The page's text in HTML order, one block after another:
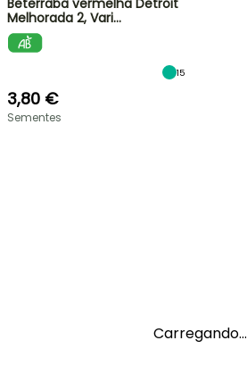
Beterraba vermelha Detroit
Melhorada 2, Vari…
15
3,80 €
Sementes
Carregando...